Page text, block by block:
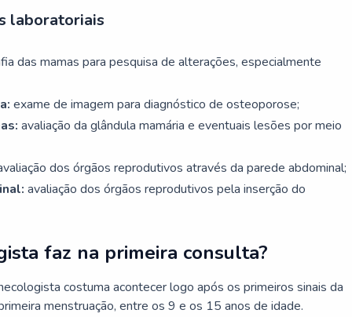
laboratoriais
das mamas para pesquisa de alterações, especialmente
exame de imagem para diagnóstico de osteoporose;
avaliação da glândula mamária e eventuais lesões por meio
dos órgãos reprodutivos através da parede abdominal;
avaliação dos órgãos reprodutivos pela inserção do
faz na primeira consulta?
costuma acontecer logo após os primeiros sinais da
menstruação, entre os 9 e os 15 anos de idade.